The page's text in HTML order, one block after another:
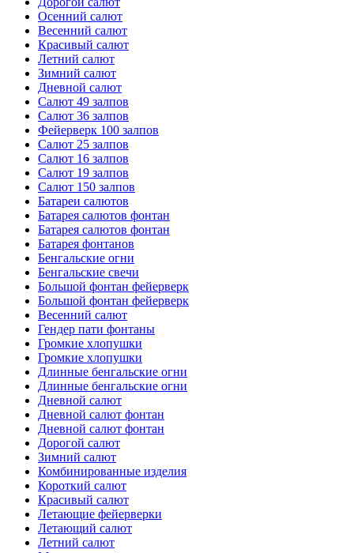
Осенний салют
Весенний салют
Красивый салют
Летний салют
Зимний салют
Дневной салют
Салют 49 залпов
Салют 36 залпов
Фейерверк 100 залпов
Салют 25 залпов
Салют 16 залпов
Салют 19 залпов
Салют 150 залпов
Батареи салютов
Батарея салютов фонтан
Батарея салютов фонтан
Батарея фонтанов
Бенгальские огни
Бенгальские свечи
Большой фонтан фейерверк
Большой фонтан фейерверк
Весенний салют
Гендер пати фонтаны
Громкие хлопушки
Громкие хлопушки
Длинные бенгальские огни
Длинные бенгальские огни
Дневной салют
Дневной салют фонтан
Дневной салют фонтан
Дорогой салют
Зимний салют
Комбинированные изделия
Короткий салют
Красивый салют
Летающие фейерверки
Летающий салют
Летний салют